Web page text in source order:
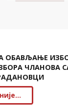
ОБАВЉАЊЕ
ЧЛАНОВА